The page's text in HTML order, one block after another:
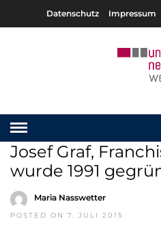
Datenschutz Impressum
Josef Graf,
wurde 1991
Maria Nasswetter
POSTED ON 7. JULI 2015